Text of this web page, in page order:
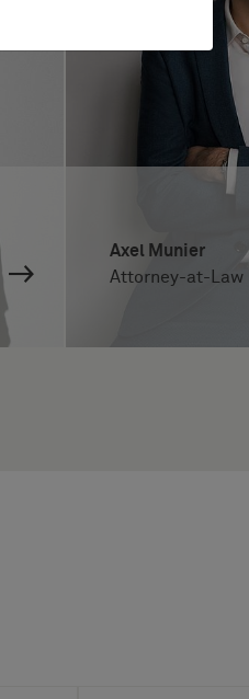
Axel Munier
Attorney-at-Law